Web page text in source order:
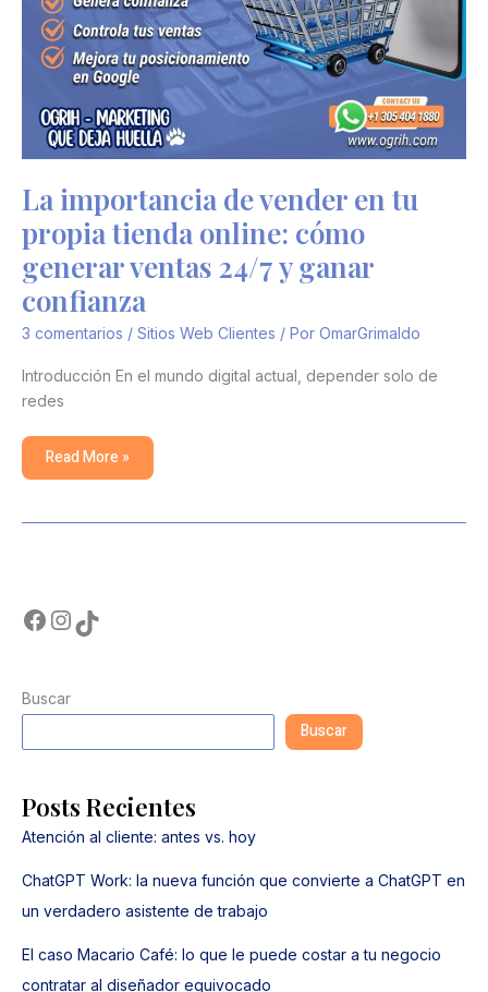
Buscar
Buscar
Posts Recientes
Atención al cliente: antes vs. hoy
ChatGPT Work: la nueva función que convierte a ChatGPT en
un verdadero asistente de trabajo
El caso Macario Café: lo que le puede costar a tu negocio
contratar al diseñador equivocado
La importancia de vender en tu
propia tienda online: cómo
generar ventas 24/7 y ganar
confianza
3 comentarios / Sitios Web Clientes / Por OmarGrimaldo
Introducción En el mundo digital actual, depender solo de
redes
Read More »